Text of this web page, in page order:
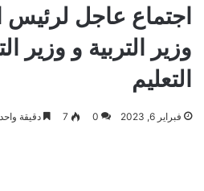
اجتماع عاجل لرئيس
وزير التربية و وزير
التعليم
فبراير 6, 2023 0
7 دقيقة